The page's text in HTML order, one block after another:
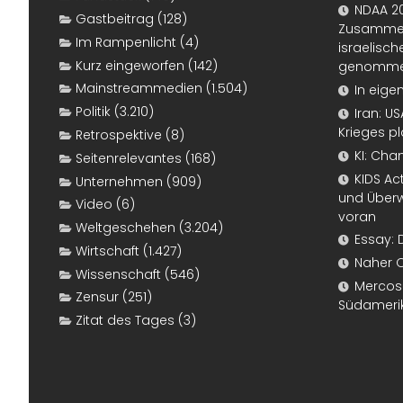
Gastbeitrag (128)
Im Rampenlicht (4)
Kurz eingeworfen (142)
Mainstreammedien (1.504)
Politik (3.210)
Retrospektive (8)
Seitenrelevantes (168)
Unternehmen (909)
Video (6)
Weltgeschehen (3.204)
Wirtschaft (1.427)
Wissenschaft (546)
Zensur (251)
Zitat des Tages (3)
NDAA
In
Iran:
Krieges
KI:
KIDS
und
voran
Essay:
Naher